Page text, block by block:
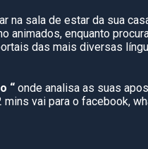
na sala de estar da sua
animados, enquanto
das mais diversas
“ onde analisa as suas
mins vai para o facebook,